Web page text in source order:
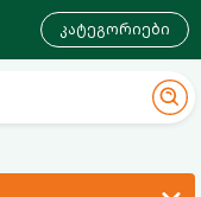
კატეგორიები